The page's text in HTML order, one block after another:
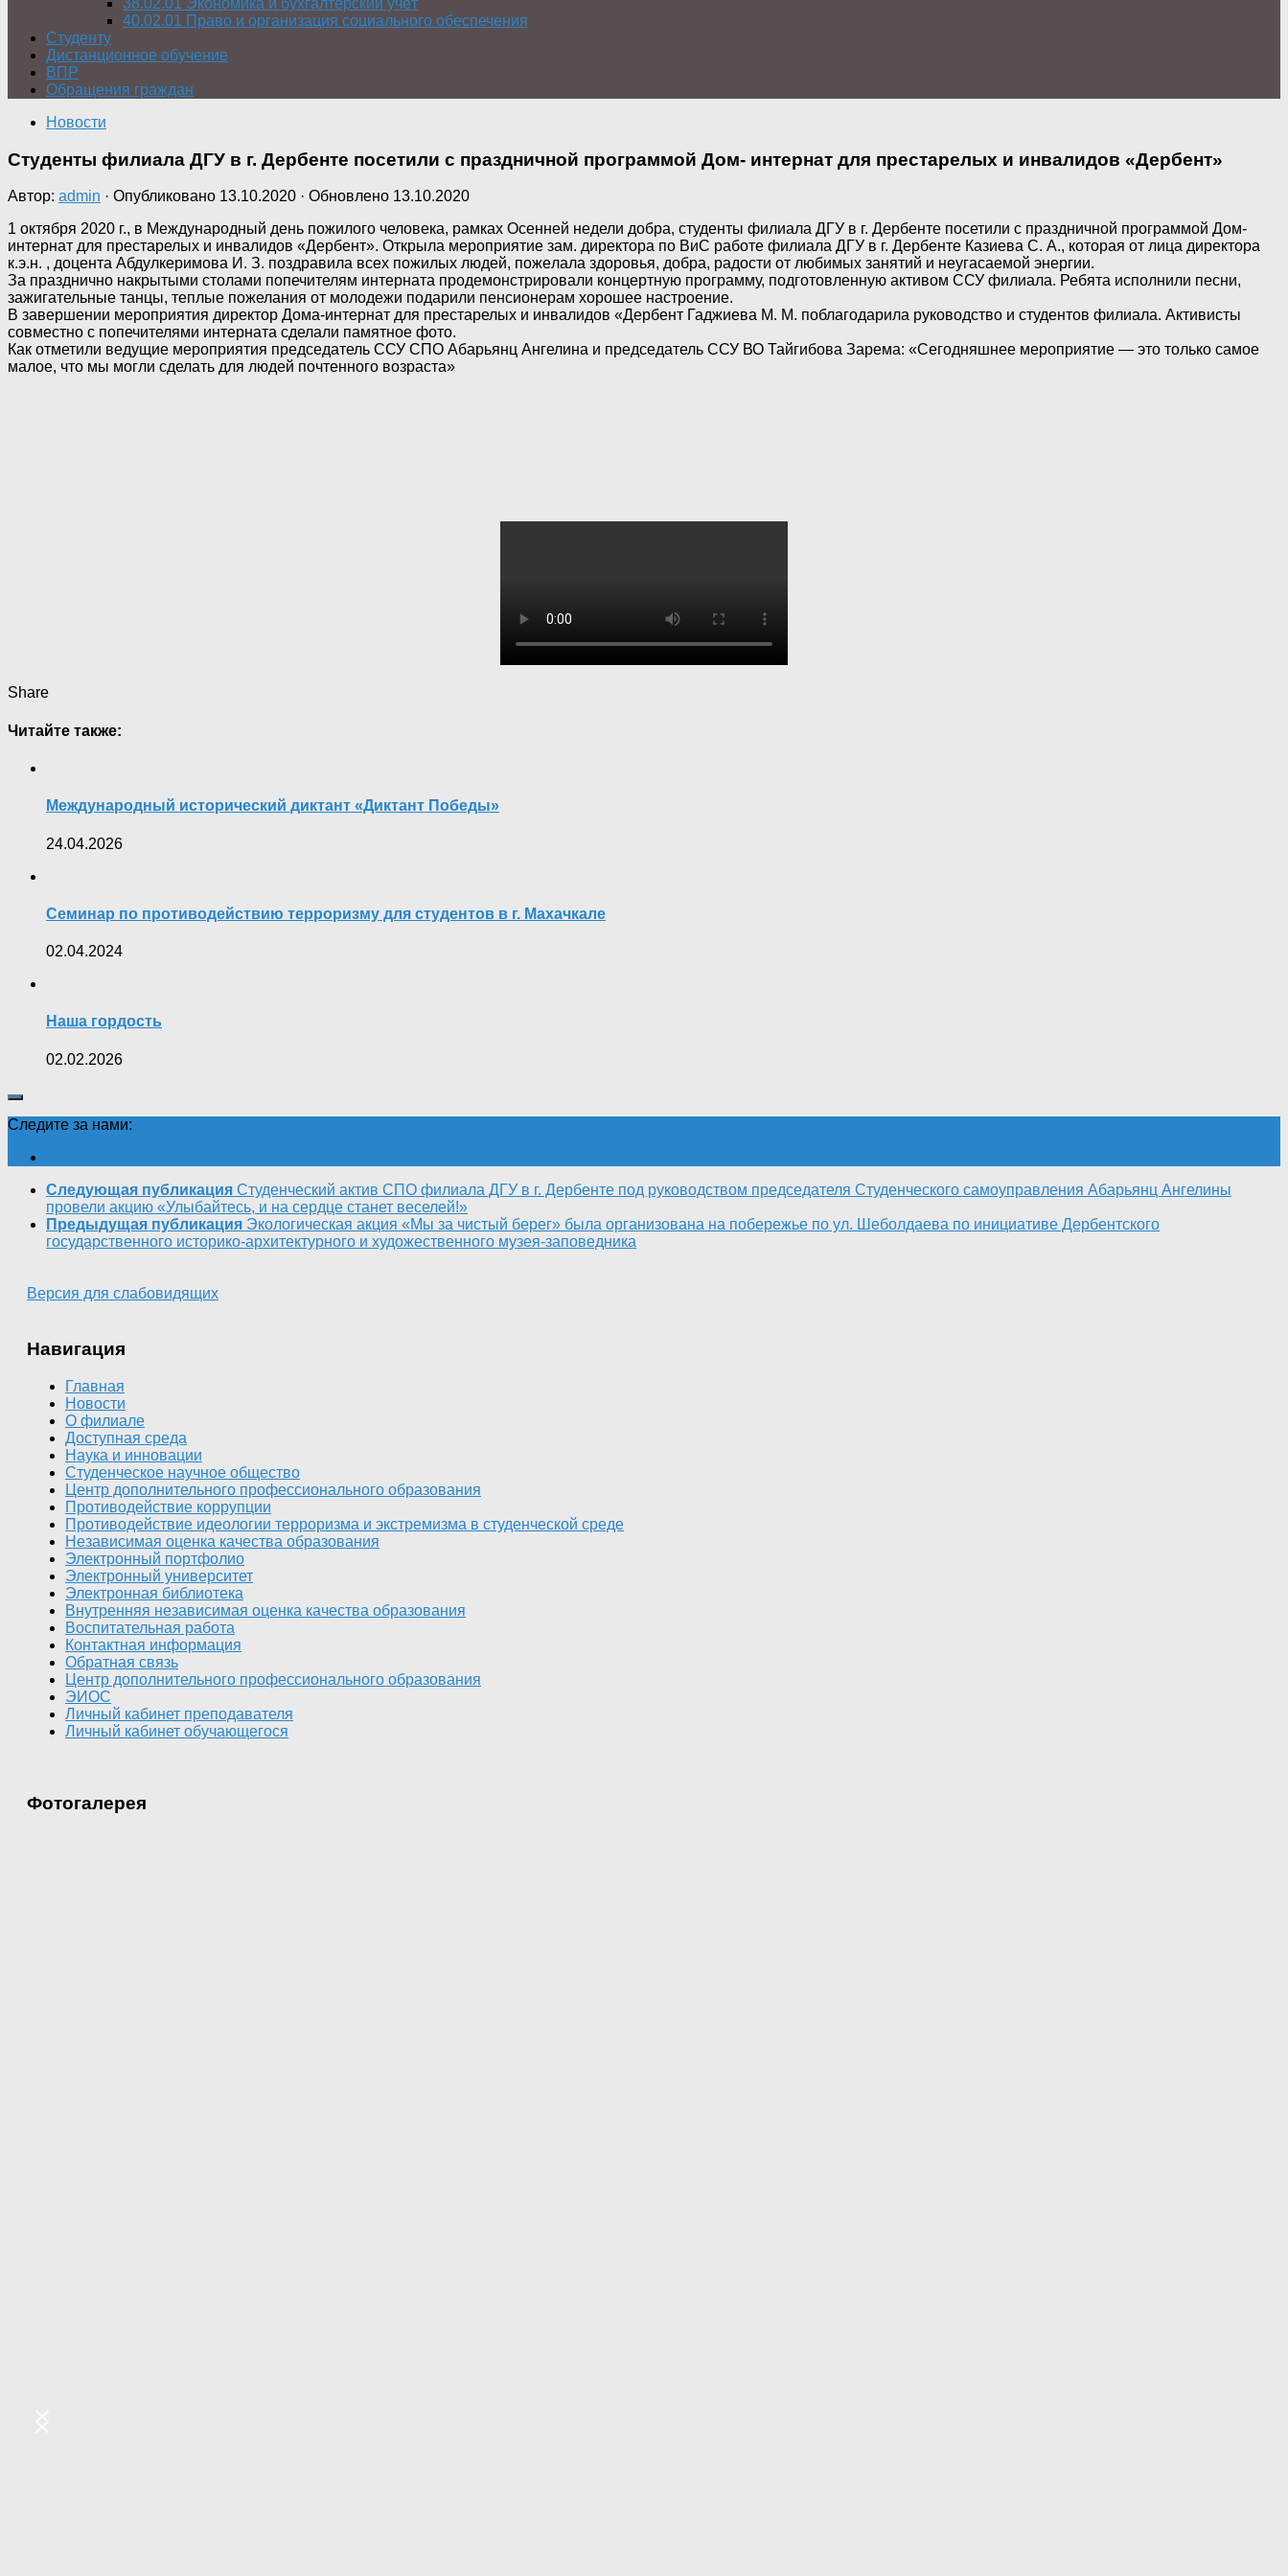
38.02.01 Экономика и бухгалтерский учёт
40.02.01 Право и организация социального обеспечения
Студенту
Дистанционное обучение
ВПР
Обращения граждан
Новости
Студенты филиала ДГУ в г. Дербенте посетили с праздничной программой Дом- интернат для престарелых и инвалидов «Дербент»
Автор: admin · Опубликовано 13.10.2020 · Обновлено 13.10.2020
1 октября 2020 г., в Международный день пожилого человека, рамках Осенней недели добра, студенты филиала ДГУ в г. Дербенте посетили с праздничной программой Дом-
интернат для престарелых и инвалидов «Дербент». Открыла мероприятие зам. директора по ВиС работе филиала ДГУ в г. Дербенте Казиева С. А., которая от лица директора
к.э.н. , доцента Абдулкеримова И. З. поздравила всех пожилых людей, пoжeлaла здoрoвья, добра, рaдoсти oт любимых зaнятий и неугасаемой энергии.
За празднично накрытыми столами попечителям интерната продемонстрировали концертную программу, подготовленную активом ССУ филиала. Ребята исполнили песни,
зажигательные танцы, теплые пожелания от молодежи подарили пенсионерам хорошее настроение.
В завершении мероприятия директор Дома-интернат для престарелых и инвалидов «Дербент Гаджиева М. М. поблагодарила руководство и студентов филиала. Активисты
совместно с попечителями интерната сделали памятное фото.
Как отметили ведущие мероприятия председатель ССУ СПО Абарьянц Ангелина и председатель ССУ ВО Тайгибова Зарема: «Сегодняшнее мероприятие — это только самое
малое, что мы могли сделать для людей почтенного возраста»
Share
Читайте также:
Международный исторический диктант «Диктант Победы»
24.04.2026
Семинар по противодействию терроризму для студентов в г. Махачкале
02.04.2024
Наша гордость
02.02.2026
Следите за нами:
Следующая публикация Студенческий актив СПО филиала ДГУ в г. Дербенте под руководством председателя Студенческого самоуправления Абарьянц Ангелины
провели акцию «Улыбайтесь, и на сердце станет веселей!»
Предыдущая публикация Экологическая акция «Мы за чистый берег» была организована на побережье по ул. Шеболдаева по инициативе Дербентского
государственного историко-архитектурного и художественного музея-заповедника
Версия для слабовидящих
Навигация
Главная
Новости
О филиале
Доступная среда
Наука и инновации
Студенческое научное общество
Центр дополнительного профессионального образования
Противодействие коррупции
Противодействие идеологии терроризма и экстремизма в студенческой среде
Независимая оценка качества образования
Электронный портфолио
Электронный университет
Электронная библиотека
Внутренняя независимая оценка качества образования
Воспитательная работа
Контактная информация
Обратная связь
Центр дополнительного профессионального образования
ЭИОС
Личный кабинет преподавателя
Личный кабинет обучающегося
Фотогалерея